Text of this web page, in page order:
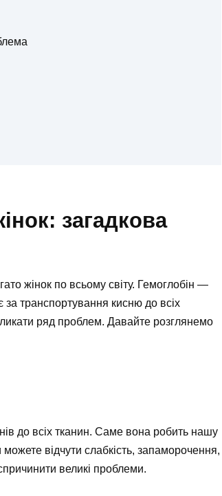
загадкова
жінок по всьому світу. Гемоглобін —
за транспортування кисню до всіх
ряд проблем. Давайте розглянемо
до всіх тканин. Саме вона робить нашу
відчути слабкість, запаморочення,
великі проблеми.